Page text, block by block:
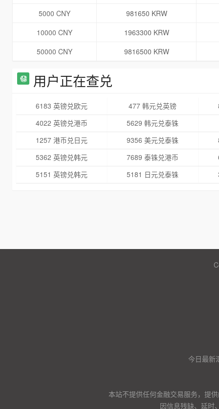
5000 CNY
981650 KRW
10000 CNY
1963300 KRW
50000 CNY
9816500 KRW
用户正在查兑
6183 英镑兑欧元 477 韩元兑英镑
4022 英镑兑港币
5629 韩元兑泰铢
1257 港币兑日元
9356 美元兑泰铢
5362 英镑兑韩元
7689 泰铢兑港币
5151 英镑兑韩元
5181 日元兑泰铢
今日最新
本站不提供任何金融交易服务，提
因信息残缺、延时